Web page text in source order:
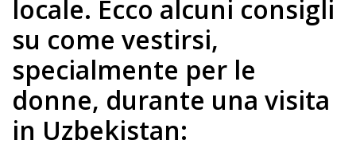
locale. Ecco alcuni consigli
su come vestirsi,
specialmente per le
donne, durante una visita
in Uzbekistan: